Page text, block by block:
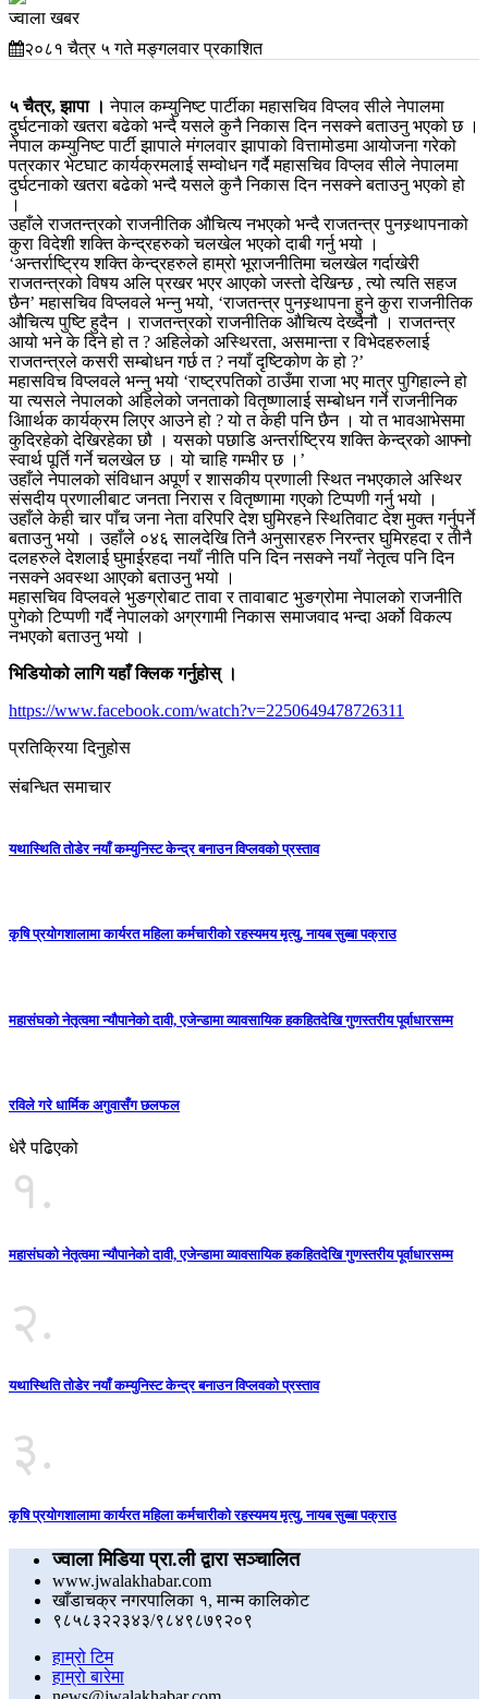
ज्वाला खबर
२०८१ चैत्र ५ गते मङ्गलवार प्रकाशित
५ चैत्र, झापा ।नेपाल कम्युनिष्ट पार्टीका महासचिव विप्लव सीले नेपालमा
दुर्घटनाको खतरा बढेको भन्दै यसले कुनै निकास दिन नसक्ने बताउनु भएको छ ।
नेपाल कम्युनिष्ट पार्टी झापाले मंगलवार झापाको वित्तामोडमा आयोजना गरेको
पत्रकार भेटघाट कार्यक्रमलाई सम्वोधन गर्दै महासचिव विप्लव सीले नेपालमा
दुर्घटनाको खतरा बढेको भन्दै यसले कुनै निकास दिन नसक्ने बताउनु भएको हो
।
उहाँले राजतन्त्रको राजनीतिक औचित्य नभएको भन्दै राजतन्त्र पुनस्र्थापनाको
कुरा विदेशी शक्ति केन्द्रहरुको चलखेल भएको दाबी गर्नु भयो ।
‘अन्तर्राष्ट्रिय शक्ति केन्द्रहरुले हाम्रो भूराजनीतिमा चलखेल गर्दाखेरी
राजतन्त्रको विषय अलि प्रखर भएर आएको जस्तो देखिन्छ , त्यो त्यति सहज
छैन’ महासचिव विप्लवले भन्नु भयो, ‘राजतन्त्र पुनस्र्थापना हुने कुरा राजनीतिक
औचित्य पुष्टि हुदैन । राजतन्त्रको राजनीतिक औचित्य देख्दैनौ । राजतन्त्र
आयो भने के दिने हो त ? अहिलेको अस्थिरता, असमान्ता र विभेदहरुलाई
राजतन्त्रले कसरी सम्बोधन गर्छ त ? नयाँ दृष्टिकोण के हो ?’
महासविच विप्लवले भन्नु भयो ‘राष्ट्रपतिको ठाउँमा राजा भए मात्र पुगिहाल्ने हो
या त्यसले नेपालको अहिलेको जनताको वितृष्णालाई सम्बोधन गर्ने राजनीनिक
आािर्थक कार्यक्रम लिएर आउने हो ? यो त केही पनि छैन । यो त भावआभेसमा
कुदिरहेको देखिरहेका छौ । यसको पछाडि अन्तर्राष्ट्रिय शक्ति केन्द्रको आफ्नो
स्वार्थ पूर्ति गर्ने चलखेल छ । यो चाहि गम्भीर छ ।’
उहाँले नेपालको संविधान अपूर्ण र शासकीय प्रणाली स्थित नभएकाले अस्थिर
संसदीय प्रणालीबाट जनता निरास र वितृष्णामा गएको टिप्पणी गर्नु भयो ।
उहाँले केही चार पाँच जना नेता वरिपरि देश घुमिरहने स्थितिवाट देश मुक्त गर्नुपर्ने
बताउनु भयो । उहाँले ०४६ सालदेखि तिनै अनुसारहरु निरन्तर घुमिरहदा र तीनै
दलहरुले देशलाई घुमाईरहदा नयाँ नीति पनि दिन नसक्ने नयाँ नेतृत्व पनि दिन
नसक्ने अवस्था आएको बताउनु भयो ।
महासचिव विप्लवले भुङग्रोबाट तावा र तावाबाट भुङग्रोमा नेपालको राजनीति
पुगेको टिप्पणी गर्दै नेपालको अग्रगामी निकास समाजवाद भन्दा अर्को विकल्प
नभएको बताउनु भयो ।
भिडियोको लागि यहाँ क्लिक गर्नुहोस् ।
https://www.facebook.com/watch?v=2250649478726311
प्रतिक्रिया दिनुहोस
संबन्धित समाचार
यथास्थिति तोडेर नयाँ कम्युनिस्ट केन्द्र बनाउन विप्लवको प्रस्ताव
कृषि प्रयोगशालामा कार्यरत महिला कर्मचारीको रहस्यमय मृत्यु, नायब सुब्बा पक्राउ
महासंघको नेतृत्वमा न्यौपानेको दावी, एजेन्डामा व्यावसायिक हकहितदेखि गुणस्तरीय पूर्वाधारसम्म
रविले गरे धार्मिक अगुवासँग छलफल
धेरै पढिएको
१.
महासंघको नेतृत्वमा न्यौपानेको दावी, एजेन्डामा व्यावसायिक हकहितदेखि गुणस्तरीय पूर्वाधारसम्म
२.
यथास्थिति तोडेर नयाँ कम्युनिस्ट केन्द्र बनाउन विप्लवको प्रस्ताव
३.
कृषि प्रयोगशालामा कार्यरत महिला कर्मचारीको रहस्यमय मृत्यु, नायब सुब्बा पक्राउ
ज्वाला मिडिया प्रा.ली द्वारा सञ्चालित
www.jwalakhabar.com
खाँडाचक्र नगरपालिका १, मान्म कालिकाेट
९८५८३२२३४३/९८४९८७९२०९
हाम्रो टिम
हाम्रो बारेमा